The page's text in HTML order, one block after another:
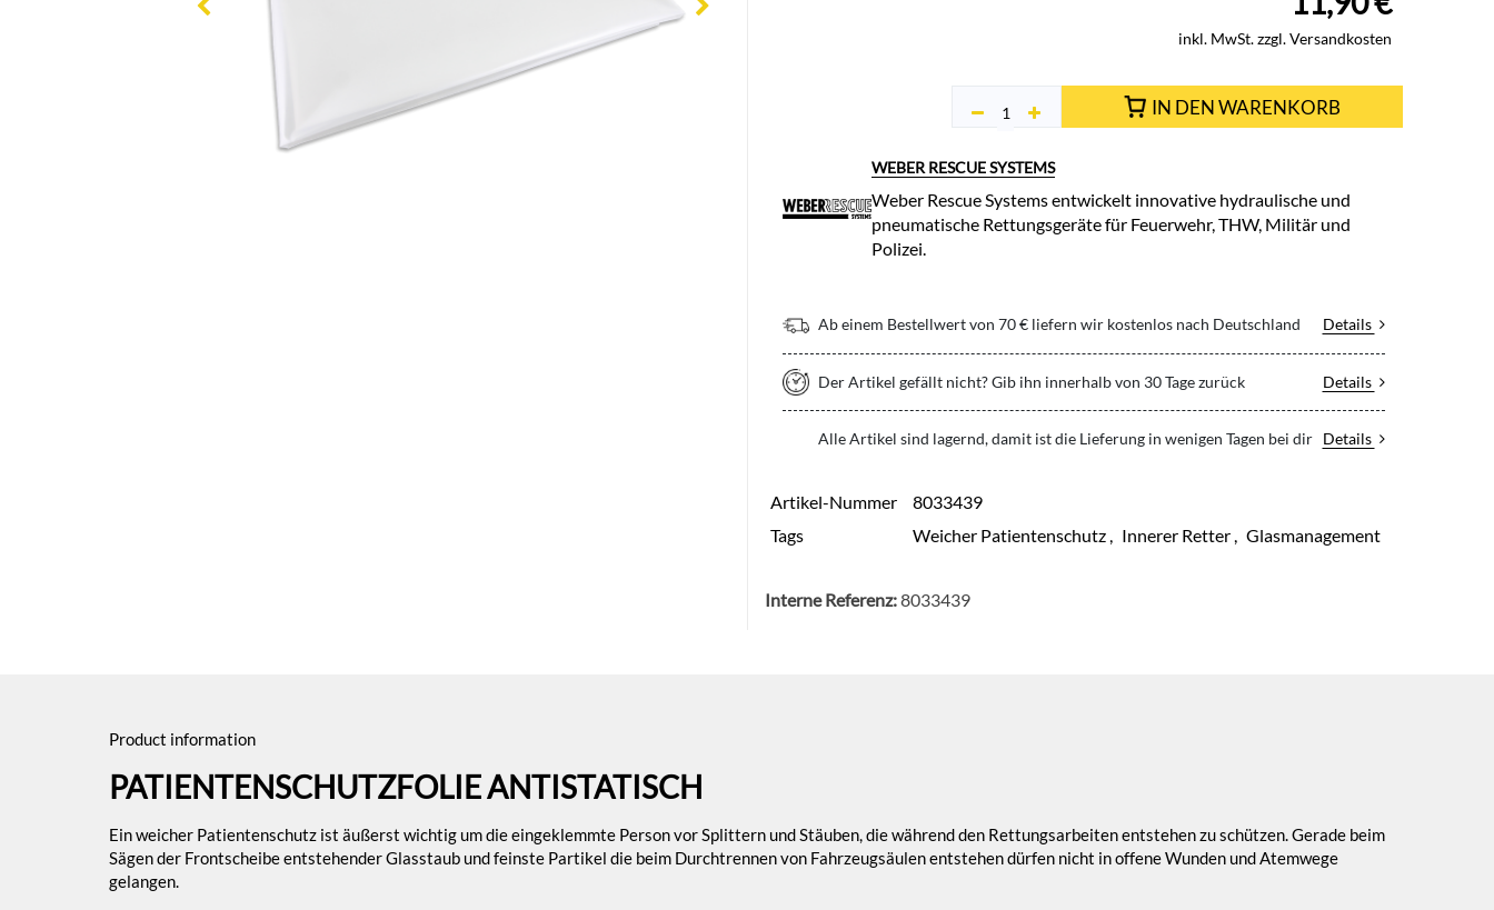
inkl. MwSt. zzgl. Versandkosten
IN DEN WARENKORB
WEBER RESCUE SYSTEMS
Weber Rescue Systems entwickelt innovative hydraulische und
pneumatische Rettungsgeräte für Feuerwehr, THW, Militär und
Polizei.
Ab einem Bestellwert von 70 € liefern wir kostenlos nach Deutschland Details
Der Artikel gefällt nicht? Gib ihn innerhalb von 30 Tage zurück Details
Alle Artikel sind lagernd, damit ist die Lieferung in wenigen Tagen bei dir Details
Artikel-Nummer
8033439
Tags
Weicher Patientenschutz, Innerer Retter, Glasmanagement
Interne Referenz:8033439
Product information
PATIENTENSCHUTZFOLIE ANTISTATISCH
Ein weicher Patientenschutz ist äußerst wichtig um die eingeklemmte Person vor Splittern und Stäuben, die während den Rettungsarbeiten entstehen zu schützen. Gerade beim
Sägen der Frontscheibe entstehender Glasstaub und feinste Partikel die beim Durchtrennen von Fahrzeugsäulen entstehen dürfen nicht in offene Wunden und Atemwege
gelangen.